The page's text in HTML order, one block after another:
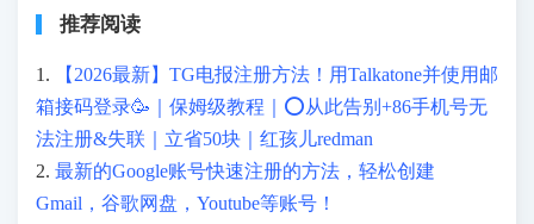
推荐阅读
1.
【2026最新】TG电报注册方法！用Talkatone并使用邮
箱接码登录🥳｜保姆级教程｜⭕从此告别+86手机号无
法注册&失联｜立省50块｜红孩儿redman
2. 最新的Google账号快速注册的方法，轻松创建
Gmail，谷歌网盘，Youtube等账号！